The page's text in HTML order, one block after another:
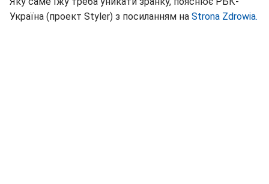
Україна (проект Styler) з посиланням на Strona Zdrowia.